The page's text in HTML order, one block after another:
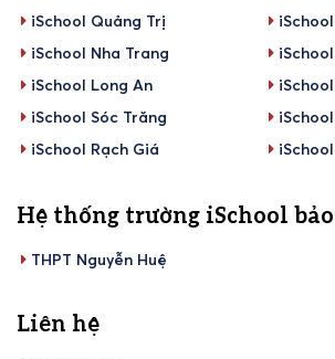
iSchool Quảng Trị
iSchool Nha Trang
iSchool Long An
iSchool Sóc Trăng
iSchool Rạch Giá
Hệ thống trường iSchool
THPT Nguyễn Huệ
Liên hệ